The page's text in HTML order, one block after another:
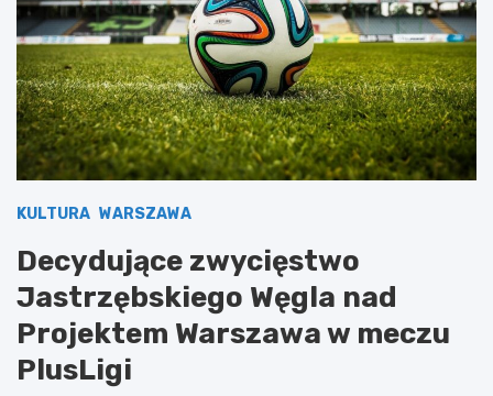
KULTURA WARSZAWA
Decydujące zwycięstwo
Jastrzębskiego Węgla nad
Projektem Warszawa w meczu
PlusLigi